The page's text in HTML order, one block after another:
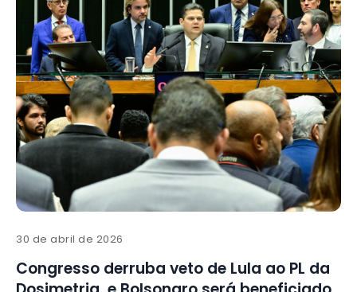
30 de abril de 2026
Congresso derruba veto de Lula ao PL da